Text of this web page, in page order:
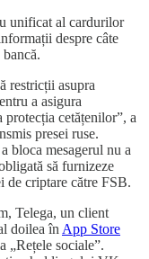
unificat al cardurilor
despre câte
restricții asupra
a asigura
protecția cetățenilor”, a
presei ruse.
bloca mesagerul nu a
să furnizeze
de criptare către FSB.
Telega, un client
doilea în App Store
„Rețele sociale”.